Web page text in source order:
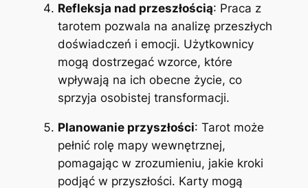
Refleksja nad przeszłością: Praca z
tarotem pozwala na analizę przeszłych
doświadczeń i emocji. Użytkownicy
mogą dostrzegać wzorce, które
wpływają na ich obecne życie, co
sprzyja osobistej transformacji.
Planowanie przyszłości: Tarot może
pełnić rolę mapy wewnętrznej,
pomagając w zrozumieniu, jakie kroki
podjąć w przyszłości. Karty mogą